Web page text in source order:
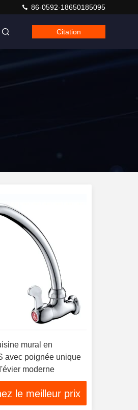
86-0592-18650185095
Citation
mural en
avec poignée unique
moderne
le meilleur prix